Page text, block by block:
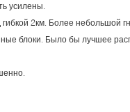
усилены.
2км. Более небольшой
блоки. Было бы лучшее